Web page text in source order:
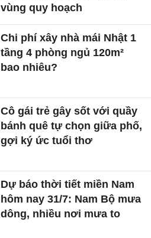
vùng quy hoạch
Chi phí xây nhà mái Nhật 1
tầng 4 phòng ngủ 120m²
bao nhiêu?
Cô gái trẻ gây sốt với quầy
bánh quê tự chọn giữa phố,
gợi ký ức tuổi thơ
Dự báo thời tiết miền Nam
hôm nay 31/7: Nam Bộ mưa
dông, nhiều nơi mưa to